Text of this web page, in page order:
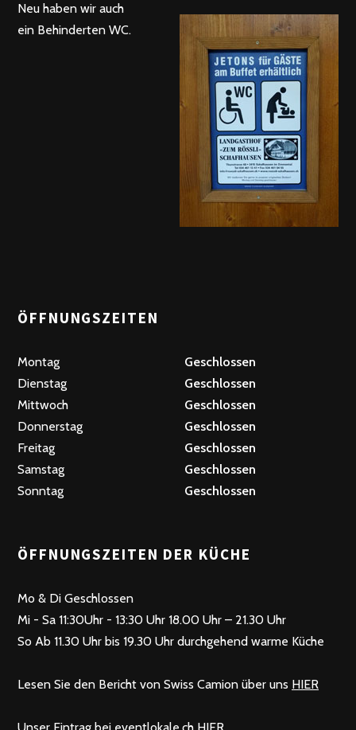
Neu haben wir auch
ein Behinderten WC.
ÖFFNUNGSZEITEN
Montag
Geschlossen
Dienstag
Geschlossen
Mittwoch
Geschlossen
Donnerstag
Geschlossen
Freitag
Geschlossen
Samstag
Geschlossen
Sonntag
Geschlossen
ÖFFNUNGSZEITEN DER KÜCHE
Mo & Di Geschlossen
Mi - Sa 11:30Uhr - 13:30 Uhr 18.00 Uhr – 21.30 Uhr
So Ab 11.30 Uhr bis 19.30 Uhr durchgehend warme Küche
Lesen Sie den Bericht von Swiss Camion über uns HIER